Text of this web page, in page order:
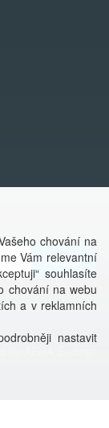
Přihlásit
chování na
Vám relevantní
souhlasíte
chování na webu
a v reklamních
nastavit